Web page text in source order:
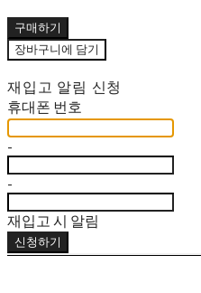
구매하기
장바구니에 담기
재입고 알림 신청
휴대폰 번호
-
-
재입고 시 알림
신청하기